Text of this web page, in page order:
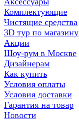
Комплектующие
Чистящие средства
3D тур по магазину
Акции
Шоу-рум в Москве
Дизайнерам
Как купить
Условия оплаты
Условия доставки
Гарантия на товар
Новости